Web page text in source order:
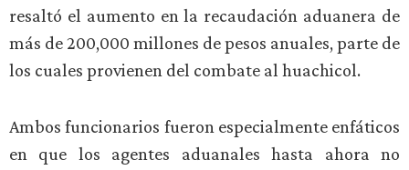
resaltó el aumento en la recaudación aduanera de
más de 200,000 millones de pesos anuales, parte de
los cuales provienen del combate al huachicol.
Ambos funcionarios fueron especialmente enfáticos
en que los agentes aduanales hasta ahora no